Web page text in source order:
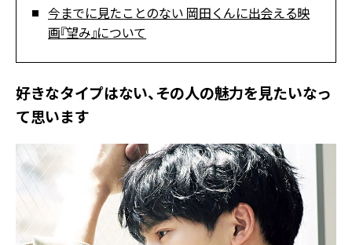
今までに見たことのない 岡田くんに出会える映
画『望み』について
好きなタイプはない、その人の魅力を見たいなっ
て思います